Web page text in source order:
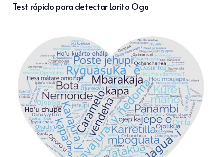
Test rápido para detectar Lorito Oga